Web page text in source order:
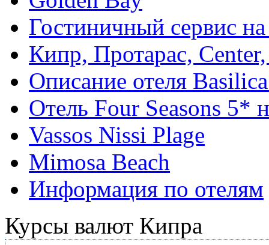
Гостиничный сервис
Кипр, Протарас,
Описание отеля
Отель Four Seasons 5*
Vassos Nissi Plage
Mimosa Beach
Информация по отелям
Курсы валют Кипра